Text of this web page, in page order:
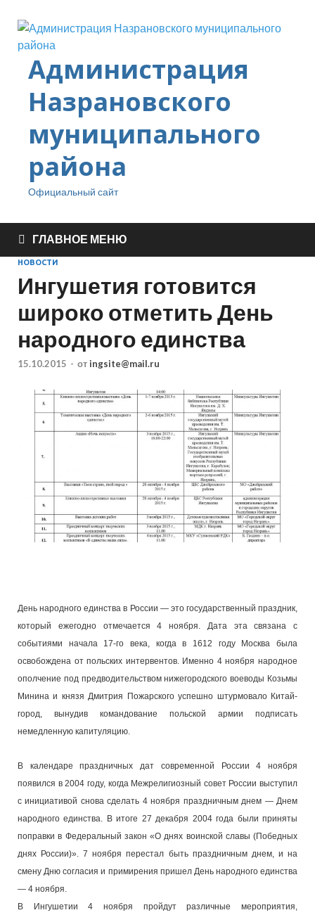
Администрация
Назрановского
муниципального
района
Официальный сайт
ГЛАВНОЕ МЕНЮ
НОВОСТИ
Ингушетия готовится
широко отметить День
народного единства
15.10.2015 - от ingsite@mail.ru
День народного единства в России — это государственный праздник,
который ежегодно отмечается 4 ноября. Дата эта связана с
событиями начала 17-го века, когда в 1612 году Москва была
освобождена от польских интервентов. Именно 4 ноября народное
ополчение под предводительством нижегородского воеводы Козьмы
Минина и князя Дмитрия Пожарского успешно штурмовало Китай-
город, вынудив командование польской армии подписать
немедленную капитуляцию.
В календаре праздничных дат современной России 4 ноября
появился в 2004 году, когда Межрелигиозный совет России выступил
с инициативой снова сделать 4 ноября праздничным днем — Днем
народного единства. В итоге 27 декабря 2004 года были приняты
поправки в Федеральный закон «О днях воинской славы (Победных
днях России)». 7 ноября перестал быть праздничным днем, и на
смену Дню согласия и примирения пришел День народного единства
— 4 ноября.
В Ингушетии 4 ноября пройдут различные мероприятия,